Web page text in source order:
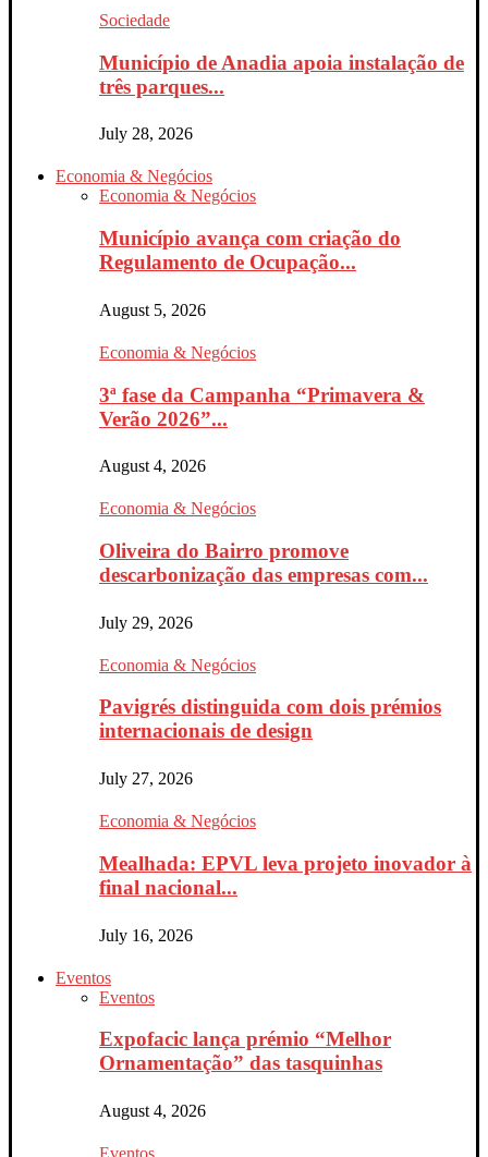
Sociedade
Município de Anadia apoia instalação de
três parques...
July 28, 2026
Economia & Negócios
Economia & Negócios
Município avança com criação do
Regulamento de Ocupação...
August 5, 2026
Economia & Negócios
3ª fase da Campanha “Primavera &
Verão 2026”...
August 4, 2026
Economia & Negócios
Oliveira do Bairro promove
descarbonização das empresas com...
July 29, 2026
Economia & Negócios
Pavigrés distinguida com dois prémios
internacionais de design
July 27, 2026
Economia & Negócios
Mealhada: EPVL leva projeto inovador à
final nacional...
July 16, 2026
Eventos
Eventos
Expofacic lança prémio “Melhor
Ornamentação” das tasquinhas
August 4, 2026
Eventos